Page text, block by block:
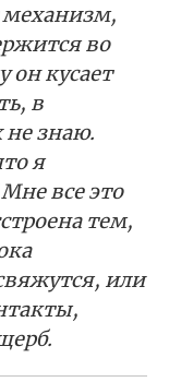
механизм,
во
он кусает
в
знаю.
я
все это
тем,
или